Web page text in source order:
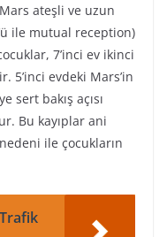
ateşli ve uzun
ile mutual reception)
7’inci ev ikinci
5’inci evdeki Mars’in
sert bakış açısı
Bu kayıplar ani
ile çocukların